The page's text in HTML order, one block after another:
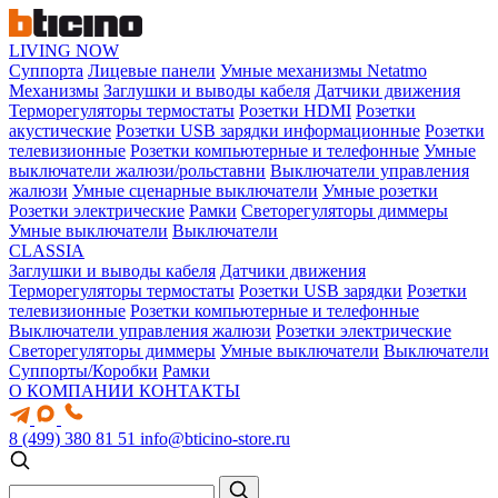
LIVING NOW
Суппорта Лицевые панели Умные механизмы Netatmo
Механизмы Заглушки и выводы кабеля Датчики движения
Терморегуляторы термостаты Розетки HDMI Розетки
акустические Розетки USB зарядки информационные Розетки
телевизионные Розетки компьютерные и телефонные Умные
выключатели жалюзи/рольставни Выключатели управления
жалюзи Умные сценарные выключатели Умные розетки
Розетки электрические Рамки Светорегуляторы диммеры
Умные выключатели Выключатели
CLASSIA
Заглушки и выводы кабеля Датчики движения
Терморегуляторы термостаты Розетки USB зарядки Розетки
телевизионные Розетки компьютерные и телефонные
Выключатели управления жалюзи Розетки электрические
Светорегуляторы диммеры Умные выключатели Выключатели
Суппорты/Коробки Рамки
О КОМПАНИИ КОНТАКТЫ
8 (499) 380 81 51 info@bticino-store.ru